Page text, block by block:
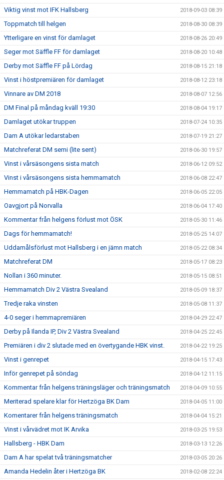
Viktig vinst mot IFK Hallsberg 2018-09-03 08:39
Toppmatch till helgen 2018-08-30 08:39
Ytterligare en vinst för damlaget 2018-08-26 20:49
Seger mot Säffle FF för damlaget 2018-08-20 10:48
Derby mot Säffle FF på Lördag 2018-08-15 21:18
Vinst i höstpremiären för damlaget 2018-08-12 23:18
Vinnare av DM 2018 2018-08-07 12:56
DM Final på måndag kväll 19:30 2018-08-04 19:17
Damlaget utökar truppen 2018-07-24 10:35
Dam A utökar ledarstaben 2018-07-19 21:27
Matchreferat DM semi (lite sent) 2018-06-30 19:57
Vinst i vårsäsongens sista match 2018-06-12 09:52
Vinst i vårsäsongens sista hemmamatch 2018-06-08 22:47
Hemmamatch på HBK-Dagen 2018-06-05 22:05
Oavgjort på Norvalla 2018-06-04 17:40
Kommentar från helgens förlust mot ÖSK 2018-05-30 11:46
Dags för hemmamatch! 2018-05-25 14:07
Uddamålsförlust mot Hallsberg i en jämn match 2018-05-22 08:34
Matchreferat DM 2018-05-17 08:23
Nollan i 360 minuter. 2018-05-15 08:51
Hemmamatch Div 2 Västra Svealand 2018-05-09 18:37
Tredje raka vinsten 2018-05-08 11:37
4-0 seger i hemmapremiären 2018-04-29 22:47
Derby på Ilanda IP, Div 2 Västra Svealand 2018-04-25 22:45
Premiären i div 2 slutade med en övertygande HBK vinst. 2018-04-22 19:25
Vinst i genrepet 2018-04-15 17:43
Inför genrepet på söndag 2018-04-12 11:15
Kommentar från helgens träningsläger och träningsmatch 2018-04-09 10:55
Meriterad spelare klar för Hertzöga BK Dam 2018-04-05 11:00
Komentarer från helgens träningsmatch 2018-04-04 15:21
Vinst i vårvädret mot IK Arvika 2018-03-25 19:53
Hallsberg - HBK Dam 2018-03-13 12:26
Dam A har spelat två träningsmatcher 2018-03-05 20:26
Amanda Hedelin åter i Hertzöga BK 2018-02-08 22:24